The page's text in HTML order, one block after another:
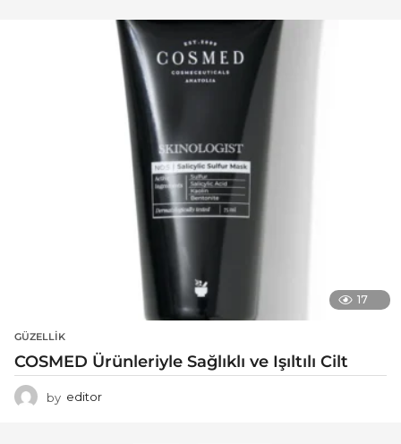
17
GÜZELLIK
COSMED Ürünleriyle Sağlıklı ve Işıltılı Cilt
by editor